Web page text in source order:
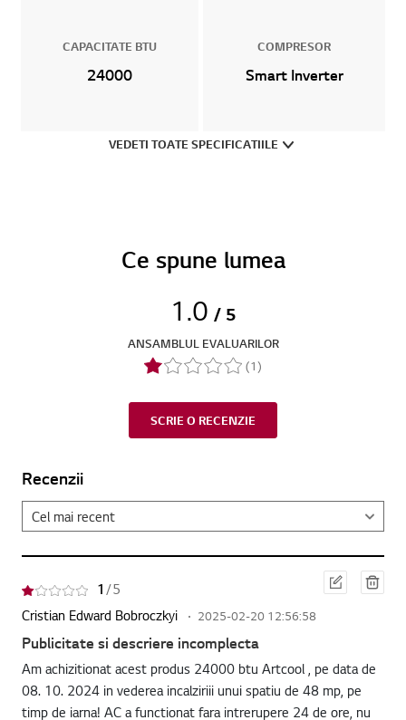
CAPACITATE BTU
24000
COMPRESOR
Smart Inverter
VEDETI TOATE SPECIFICATIILE
Ce spune lumea
1.0 / 5
ANSAMBLUL EVALUARILOR
(1)
SCRIE O RECENZIE
Recenzii
1 / 5
Cristian Edward Bobroczkyi
2025-02-20 12:56:58
Publicitate si descriere incomplecta
Am achizitionat acest produs 24000 btu Artcool , pe data de
08. 10. 2024 in vederea incalziriii unui spatiu de 48 mp, pe
timp de iarna! AC a functionat fara intrerupere 24 de ore, nu
Edit
are
Ster
ge